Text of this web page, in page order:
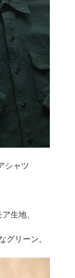
シャツ
生地、
グリーン。